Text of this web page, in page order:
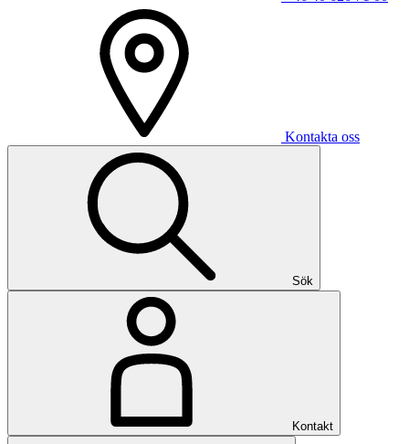
Kontakta oss
Sök
Kontakt